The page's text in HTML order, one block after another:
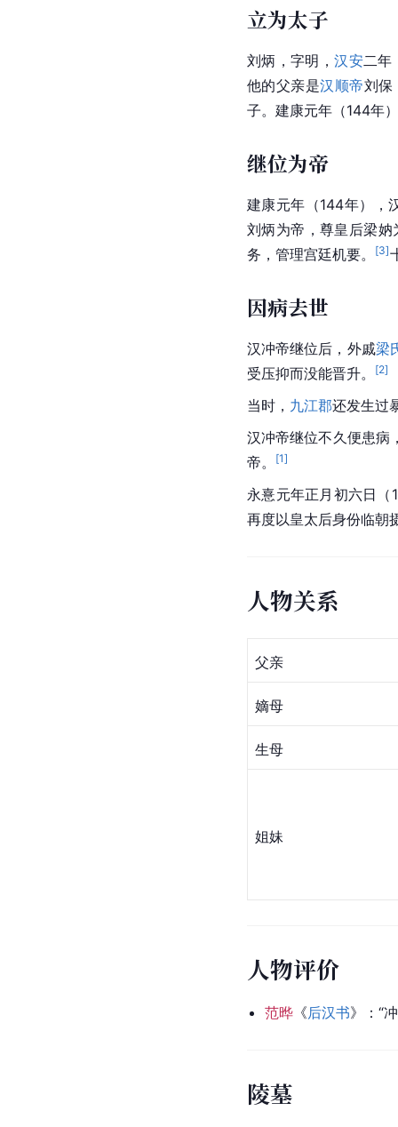
立为太子
刘炳，字明，汉安二年
他的父亲是汉顺帝刘保
子。 建康元年（144年
继位为帝
建康元年（144年），
刘炳为帝，尊皇后梁
务，管理宫廷机要。
[3]
因病去世
汉冲帝继位后，外戚梁
受压抑而没能晋升。
[2]
当时， 九江郡还发生过
汉冲帝继位不久便患病
帝。
[1]
永憙元年正月初六日
再度以皇太后身份临朝
人物关系
父亲
嫡母
生母
姐妹
人物评价
范晔 《后汉书》：“
陵墓